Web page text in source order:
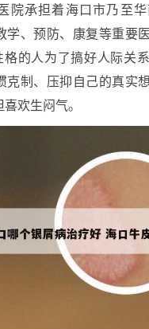
院承担着海口市乃至
学、预防、康复等重要
格的人为了搞好人际关
克制、压抑自己的真实
欢生闷气。